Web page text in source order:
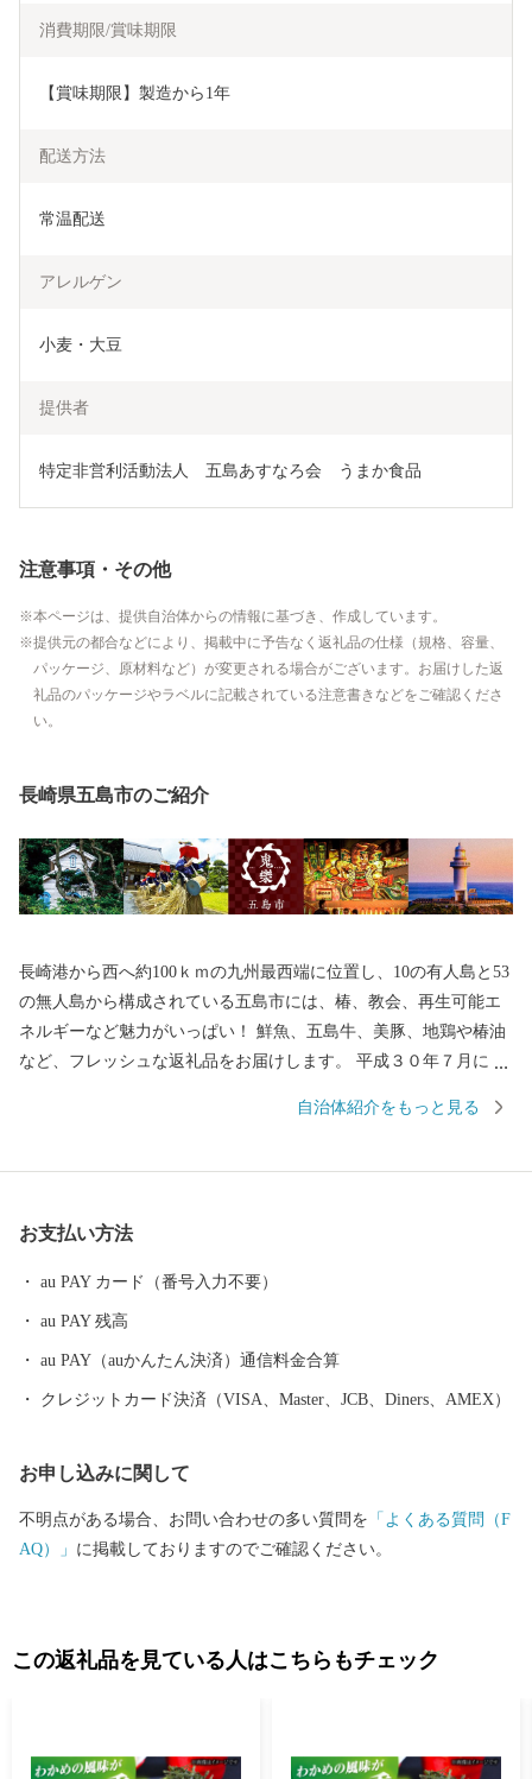
消費期限/賞味期限
【賞味期限】製造から1年
配送方法
常温配送
アレルゲン
小麦・大豆
提供者
特定非営利活動法人　五島あすなろ会　うまか食品
注意事項・その他
本ページは、提供自治体からの情報に基づき、作成しています。
提供元の都合などにより、掲載中に予告なく返礼品の仕様（規格、容量、
パッケージ、原材料など）が変更される場合がございます。お届けした返
礼品のパッケージやラベルに記載されている注意書きなどをご確認くださ
い。
長崎県五島市のご紹介
長崎港から西へ約100ｋｍの九州最西端に位置し、10の有人島と53
の無人島から構成されている五島市には、椿、教会、再生可能エ
ネルギーなど魅力がいっぱい！ 鮮魚、五島牛、美豚、地鶏や椿油
など、フレッシュな返礼品をお届けします。 平成３０年７月には
されました。 五島市には「久賀島の集落」と「奈留の江上集落」
自治体紹介をもっと見る
お支払い方法
au PAY カード（番号入力不要）
au PAY 残高
au PAY（auかんたん決済）通信料金合算
クレジットカード決済（VISA、Master、JCB、Diners、AMEX）
お申し込みに関して
不明点がある場合、お問い合わせの多い質問を 「よくある質問（F
AQ）」 に掲載しておりますのでご確認ください。
この返礼品を見ている人はこちらもチェック